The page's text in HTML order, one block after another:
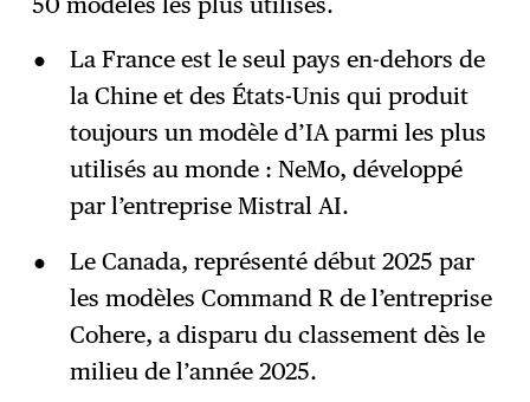
La France est le seul pays en-dehors de
la Chine et des États-Unis qui produit
toujours un modèle d’IA parmi les plus
utilisés au monde : NeMo, développé
par l’entreprise Mistral AI.
Le Canada, représenté début 2025 par
les modèles Command R de l’entreprise
Cohere, a disparu du classement dès le
milieu de l’année 2025.